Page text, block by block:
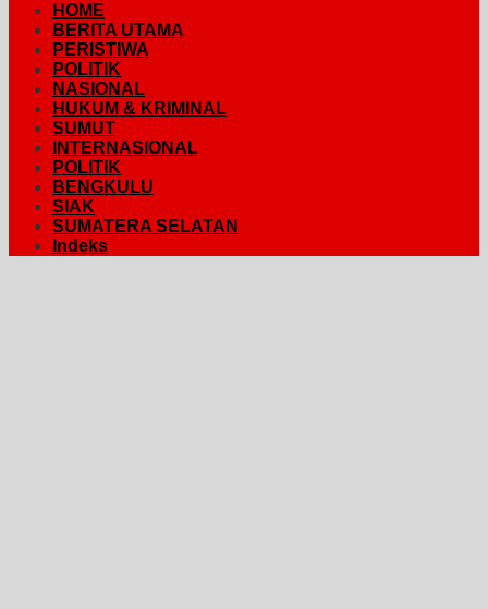
HOME
BERITA UTAMA
PERISTIWA
POLITIK
NASIONAL
HUKUM & KRIMINAL
SUMUT
INTERNASIONAL
POLITIK
BENGKULU
SIAK
SUMATERA SELATAN
Indeks